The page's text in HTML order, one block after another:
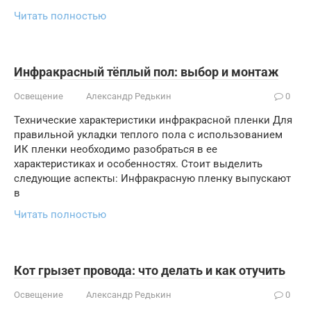
Читать полностью
Инфракрасный тёплый пол: выбор и монтаж
Освещение Александр Редькин 0
Технические характеристики инфракрасной пленки Для
правильной укладки теплого пола с использованием
ИК пленки необходимо разобраться в ее
характеристиках и особенностях. Стоит выделить
следующие аспекты: Инфракрасную пленку выпускают
в
Читать полностью
Кот грызет провода: что делать и как отучить
Освещение Александр Редькин 0